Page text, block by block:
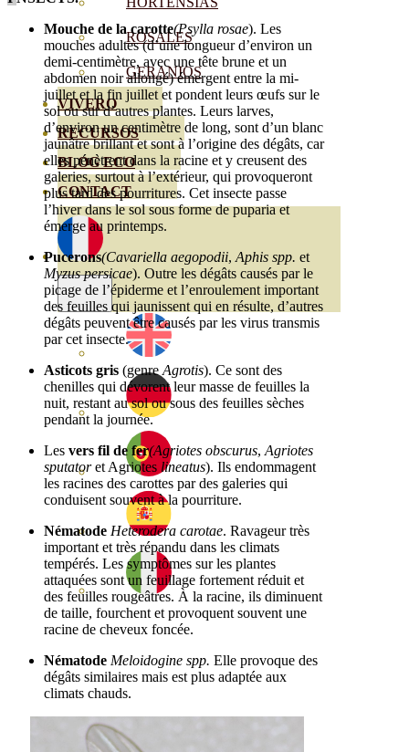
ROSALES
GERANIOS
VIVERO
RECURSOS
BLOG ECO
CONTACT
Mouche de la carotte(Psylla rosae). Les
mouches adultes (d’une longueur d’environ un
demi-centimètre, avec une tête brune et un
abdomen noir allongé) émergent entre la mi-
juillet et la fin juillet et pondent leurs œufs sur le
sol ou sur d’autres plantes. Leurs larves,
d’environ un centimètre de long, sont d’un blanc
jaunâtre brillant et sont à l’origine des dégâts, car
elles pénètrent dans la racine et y creusent des
galeries, surtout à l’extérieur, qui provoqueront
plus tard des pourritures. Cet insecte passe
l’hiver dans le sol sous forme de puparia et
émerge au printemps.
Pucerons(Cavariella aegopodii, Aphis spp. et
Myzus persicae). Outre les dégâts causés par le
picage de l’épiderme et l’enroulement important
des feuilles qui jaunissent qui en résulte, d’autres
dégâts peuvent être causés par les virus transmis
par cet insecte.
Asticots gris (genre Agrotis). Ce sont des
chenilles qui dévorent leur masse de feuilles la
nuit, restant au sol ou sous des feuilles sèches
pendant la journée.
Les vers fil de fer(Agriotes obscurus, Agriotes
sputatoret Agriotes lineatus). Ils endommagent
les racines des carottes par des galeries qui
conduisent souvent à la pourriture.
Nématode Heterodera carotae. Ravageur très
important et très répandu dans les climats
tempérés. Les symptômes sur les plantes
attaquées sont un feuillage fortement réduit et
des feuilles rougeâtres. À la racine, ils diminuent
de taille, fourchent et provoquent souvent une
racine de cheveux foncée.
Nématode Meloidogine spp. Elle provoque des
dégâts similaires mais est plus adaptée aux
climats chauds.